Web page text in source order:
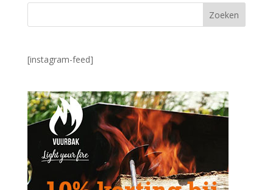
[instagram-feed]